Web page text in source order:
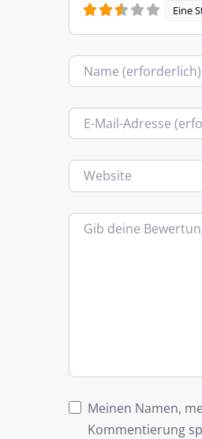
Eine
Name
E-Mail
Website
Bewertungstext
Meinen Namen,
Kommentierung